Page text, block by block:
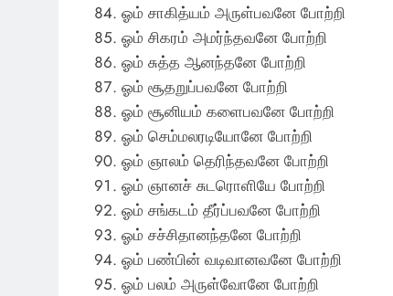
ஓம் சாகித்யம் அருள்பவனே போற்றி
ஓம் சிகரம் அமர்ந்தவனே போற்றி
ஓம் சுத்த ஆனந்தனே போற்றி
ஓம் சூதறுப்பவனே போற்றி
ஓம் சூனியம் களைபவனே போற்றி
ஓம் செம்மலரடியோனே போற்றி
ஓம் ஞாலம் தெரிந்தவனே போற்றி
ஓம் ஞானச் சுடரொளியே போற்றி
ஓம் சங்கடம் தீர்ப்பவனே போற்றி
ஓம் சச்சிதானந்தனே போற்றி
ஓம் பண்பின் வடிவானவனே போற்றி
ஓம் பலம் அருள்வோனே போற்றி